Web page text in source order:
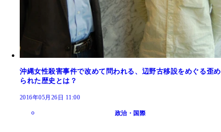
沖縄女性殺害事件で改めて問われる、辺野古移設をめぐる歪め
られた歴史とは？
2016年05月26日 11:00
政治・国際